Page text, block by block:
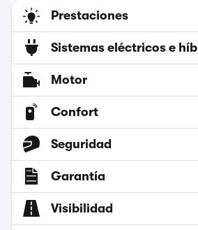
Prestaciones
Sistemas eléctricos e
Motor
Confort
Seguridad
Garantía
Visibilidad